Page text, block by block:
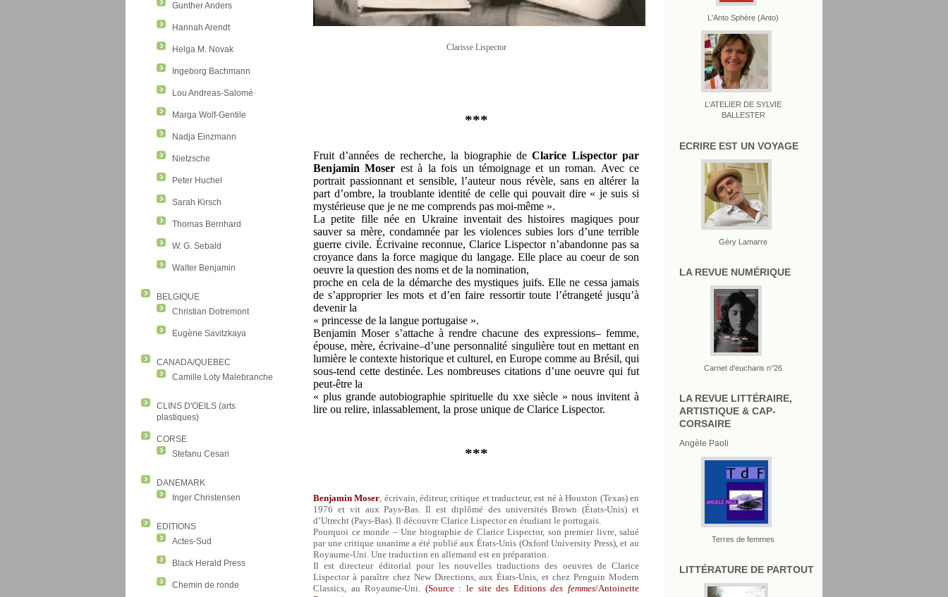
Gunther Anders
Hannah Arendt
Helga M. Novak
Ingeborg Bachmann
Lou Andreas-Salomé
Marga Wolf-Gentile
Nadja Einzmann
Nietzsche
Peter Huchel
Sarah Kirsch
Thomas Bernhard
W. G. Sebald
Walter Benjamin
BELGIQUE
Christian Dotremont
Eugène Savitzkaya
CANADA/QUEBEC
Camille Loty Malebranche
CLINS D'OEILS (arts
plastiques)
CORSE
Stefanu Cesari
DANEMARK
Inger Christensen
EDITIONS
Actes-Sud
Black Herald Press
Chemin de ronde
L'Anto Sphère (Anto)
L'ATELIER DE SYLVIE
BALLESTER
ECRIRE EST UN VOYAGE
Géry Lamarre
LA REVUE NUMÉRIQUE
Carnet d'eucharis n°26
LA REVUE LITTÉRAIRE,
ARTISTIQUE & CAP-
CORSAIRE
Angèle Paoli
Terres de femmes
LITTÉRATURE DE PARTOUT
Clarisse Lispector
***
Fruit d’années de recherche, la biographie deClarice Lispector par
Benjamin Moser est à la fois un témoignage et un roman. Avec ce
portrait passionnant et sensible, l’auteur nous révèle, sans en altérer la
part d’ombre, la troublante identité de celle qui pouvait dire « je suis si
mystérieuse que je ne me comprends pas moi-même ».
La petite fille née en Ukraine inventait des histoires magiques pour
sauver sa mère, condamnée par les violences subies lors d’une terrible
guerre civile. Écrivaine reconnue, Clarice Lispector n’abandonne pas sa
croyance dans la force magique du langage. Elle place au coeur de son
oeuvre la question des noms et de la nomination,
proche en cela de la démarche des mystiques juifs. Elle ne cessa jamais
de s’approprier les mots et d’en faire ressortir toute l’étrangeté jusqu’à
devenir la
« princesse de la langue portugaise ».
Benjamin Moser s’attache à rendre chacune des expressions– femme,
épouse, mère, écrivaine–d’une personnalité singulière tout en mettant en
lumière le contexte historique et culturel, en Europe comme au Brésil, qui
sous-tend cette destinée. Les nombreuses citations d’une oeuvre qui fut
peut-être la
« plus grande autobiographie spirituelle du xxe siècle » nous invitent à
lire ou relire, inlassablement, la prose unique de Clarice Lispector.
***
Benjamin Moser , écrivain, éditeur, critique et traducteur, est né à Houston (Texas) en
1976 et vit aux Pays-Bas. Il est diplômé des universités Brown (États-Unis) et
d’Utrecht (Pays-Bas). Il découvre Clarice Lispector en étudiant le portugais.
Pourquoi ce monde – Une biographie de Clarice Lispector, son premier livre, salué
par une critique unanime a été publié aux États-Unis (Oxford University Press), et au
Royaume-Uni. Une traduction en allemand est en préparation.
Il est directeur éditorial pour les nouvelles traductions des oeuvres de Clarice
Lispector à paraître chez New Directions, aux États-Unis, et chez Penguin Modern
Classics, au Royaume-Uni. (Source : le site des Editionsdes femmes/Antoinette